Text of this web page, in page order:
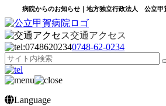
病院からのお知らせ｜地方独立行政法人 公立甲
交通アクセス
0748‐62‐0234
Language